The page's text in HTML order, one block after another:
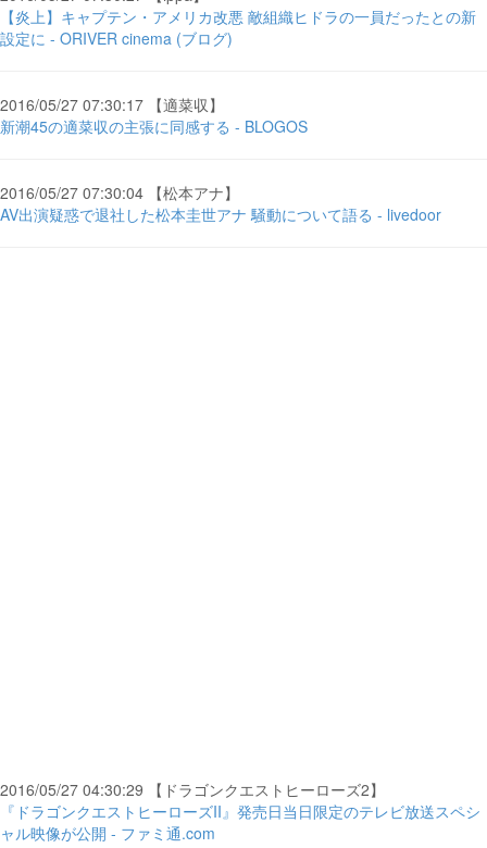
【炎上】キャプテン・アメリカ改悪 敵組織ヒドラの一員だったとの新
設定に - ORIVER cinema (ブログ)
2016/05/27 07:30:17 【適菜収】
新潮45の適菜収の主張に同感する - BLOGOS
2016/05/27 07:30:04 【松本アナ】
AV出演疑惑で退社した松本圭世アナ 騒動について語る - livedoor
2016/05/27 04:30:29 【ドラゴンクエストヒーローズ2】
『ドラゴンクエストヒーローズII』発売日当日限定のテレビ放送スペシ
ャル映像が公開 - ファミ通.com